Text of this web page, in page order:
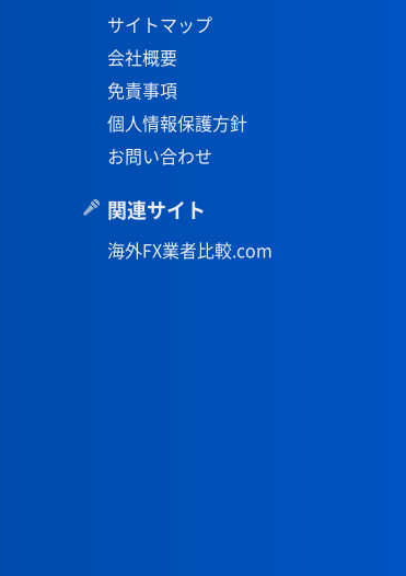
サイトマップ
会社概要
免責事項
個人情報保護方針
お問い合わせ
関連サイト
海外FX業者比較.com